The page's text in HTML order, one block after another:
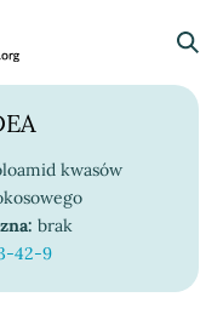
kwasów
brak
42-9